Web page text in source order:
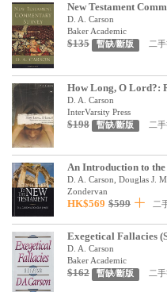
信徒生活
教會事工
社會／倫理
哲學／宗教比較
見證／傳記
文藝／勵志
童書
精選影音
其他
New Testament
D. A. Carson
Baker Academic
$135 暫缺/斷版 二
How Long, O Lord?:
D. A. Carson
InterVarsity Press
$198 暫缺/斷版 二
An Introduction to the
D. A. Carson, Douglas J.
Zondervan
HK$569 $599 二
Exegetical Fallacies
D. A. Carson
Baker Academic
$162 暫缺/斷版 二